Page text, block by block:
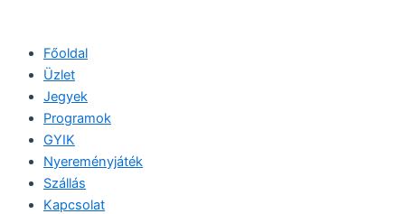
contentFőoldal
Üzlet
Jegyek
Programok
GYIK
Nyereményjáték
Szállás
Kapcsolat